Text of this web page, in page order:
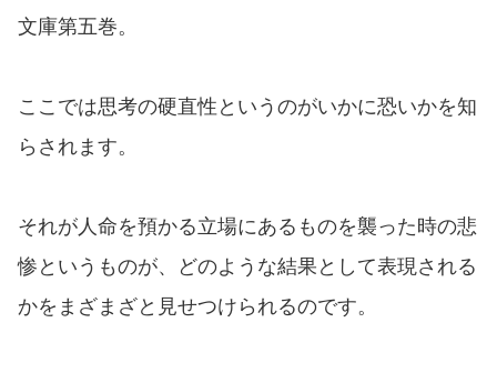
文庫第五巻。
ここでは思考の硬直性というのがいかに恐いかを知
らされます。
それが人命を預かる立場にあるものを襲った時の悲
惨というものが、どのような結果として表現される
かをまざまざと見せつけられるのです。